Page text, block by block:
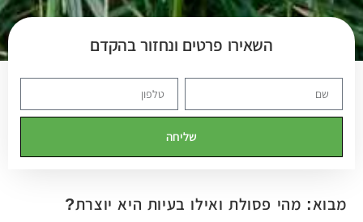
השאירו פרטים ונחזור בהקדם
שליחה
מבוא: מהי פסולת ואילו בעיות היא יוצרת?